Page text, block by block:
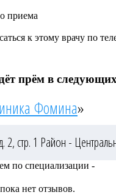
приема
к этому врачу по
прём в
Фомина»
2, стр. 1 Район -
по специализации -
нет отзывов.